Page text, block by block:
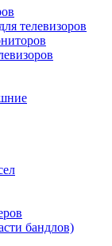
телевизоров
бандлов)